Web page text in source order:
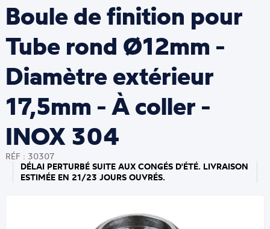
Boule de finition pour
Tube rond Ø12mm -
Diamètre extérieur
17,5mm - À coller -
INOX 304
RÉF : 30307
DÉLAI PERTURBÉ SUITE AUX CONGÉS D'ÉTÉ. LIVRAISON
ESTIMÉE EN 21/23 JOURS OUVRÉS.